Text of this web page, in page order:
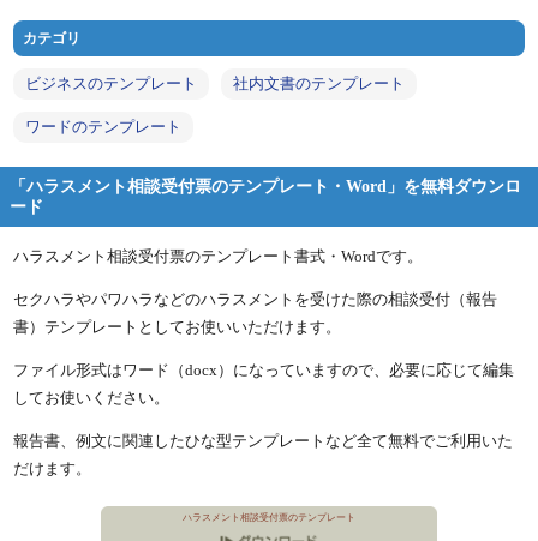
カテゴリ
ビジネスのテンプレート 社内文書のテンプレート
ワードのテンプレート
「ハラスメント相談受付票のテンプレート・Word」を無料ダウンロ
ード
ハラスメント相談受付票のテンプレート書式・Wordです。
セクハラやパワハラなどのハラスメントを受けた際の相談受付（報告
書）テンプレートとしてお使いいただけます。
ファイル形式はワード（docx）になっていますので、必要に応じて編集
してお使いください。
報告書、例文に関連したひな型テンプレートなど全て無料でご利用いた
だけます。
ハラスメント相談受付票のテンプレート